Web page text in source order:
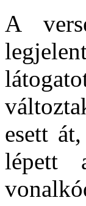
A
esett
lépett